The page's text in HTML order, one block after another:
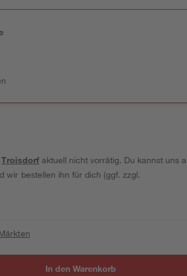
Troisdorfaktuell nicht vorrätig. Du kannst uns
wir bestellen ihn für dich (ggf. zzgl.
In den Warenkorb